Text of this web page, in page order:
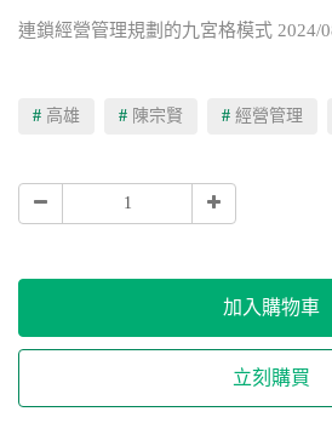
連鎖經營管理規劃的九宮格模式 2024/
# 高雄 # 陳宗賢 # 經營管理
加入購物車
立刻購買